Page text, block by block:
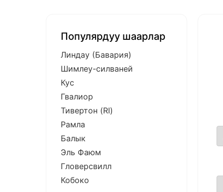
Популярдуу шаарлар
Линдау (Бавария)
Шимлеу-силваней
Кус
Гвалиор
Тивертон (RI)
Рамла
Балык
Эль Фаюм
Гловерсвилл
Кобоко